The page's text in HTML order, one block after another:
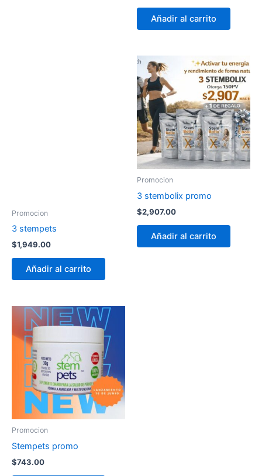
Añadir al carrito
Promocion
3 stempets
$1,949.00
Añadir al carrito
Promocion
3 stembolix promo
$2,907.00
Añadir al carrito
Promocion
Stempets promo
$743.00